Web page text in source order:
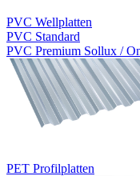
PVC Wellplatten
PVC Standard
PVC Premium Sollux /
PET Profilplatten